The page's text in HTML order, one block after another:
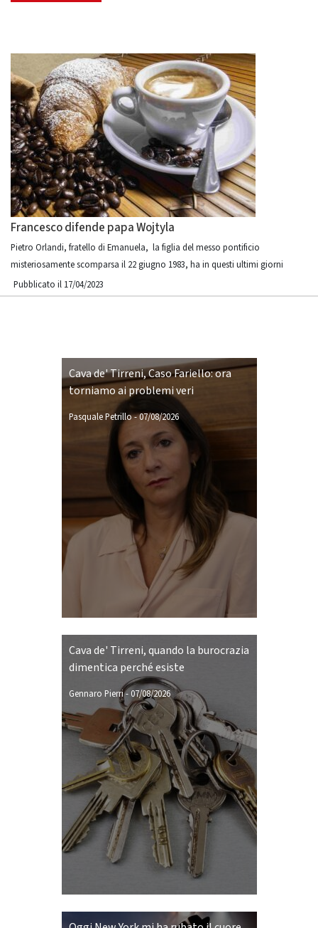
Francesco difende papa Wojtyla
Pietro Orlandi, fratello di Emanuela, la figlia del messo pontificio
misteriosamente scomparsa il 22 giugno 1983, ha in questi ultimi giorni
Pubblicato il 17/04/2023
Cava de' Tirreni, Caso Fariello: ora
torniamo ai problemi veri
Pasquale Petrillo-07/08/2026
Cava de' Tirreni, quando la burocrazia
dimentica perché esiste
Gennaro Pierri- 07/08/2026